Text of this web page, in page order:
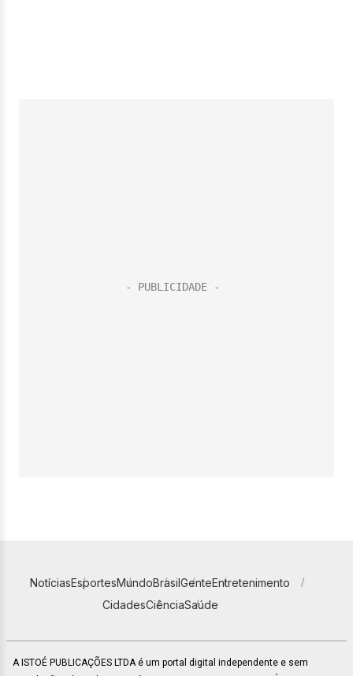
NotíciasEsportesMundoBrasilGenteEntretenimento
CidadesCiênciaSaúde
A ISTOÉ PUBLICAÇÕES LTDA é um portal digital independente e sem